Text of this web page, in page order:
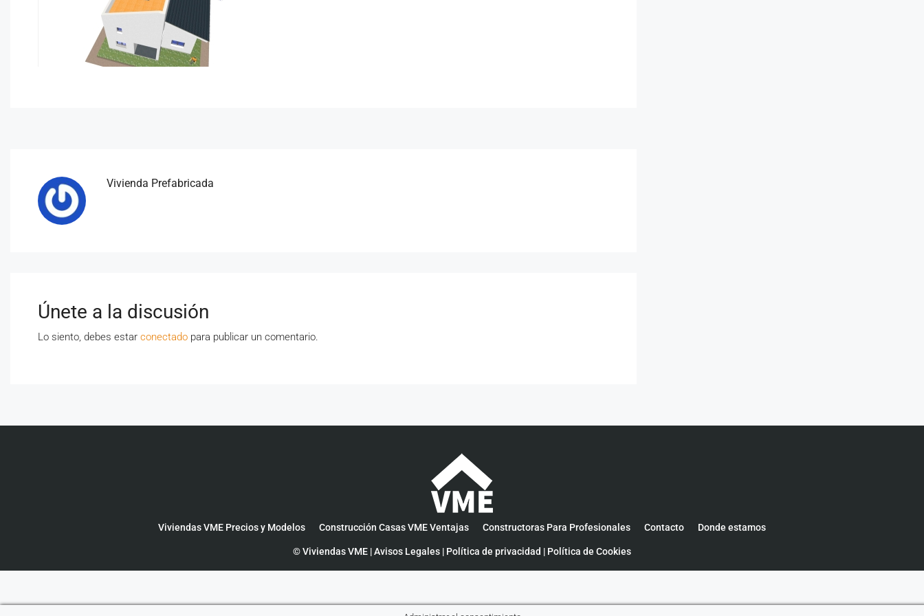
Vivienda Prefabricada
Únete a la discusión
Lo siento, debes estar conectado para publicar un comentario.
Viviendas VME Precios y Modelos Construcción Casas VME Ventajas Constructoras Para Profesionales Contacto Donde estamos
© Viviendas VME |Avisos Legales | Política de privacidad | Política de Cookies